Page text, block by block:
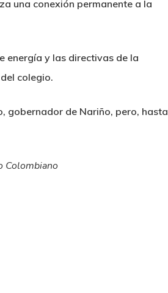
una conexión permanente a la
energía y las directivas de la
colegio.
gobernador de Nariño, pero, hasta
Colombiano